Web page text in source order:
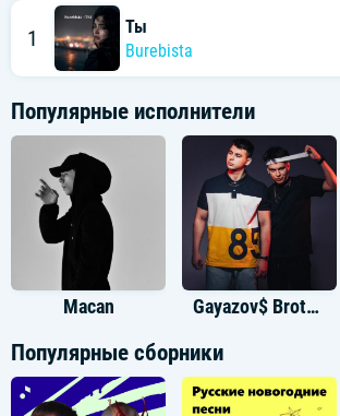
1
Ты
Burebista
Популярные исполнители
Macan Gayazov$ Brother$
Популярные сборники